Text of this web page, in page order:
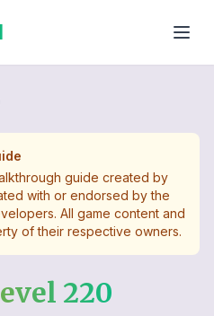
guide created by
with or endorsed by the
All game content and
of their respective owners.
220